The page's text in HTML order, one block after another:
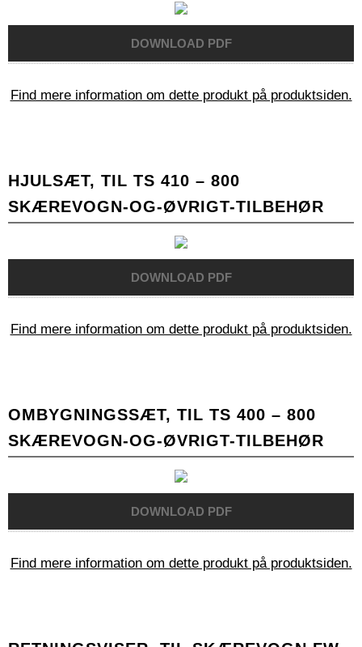
Find mere information om dette produkt på produktsiden.
HJULSÆT, TIL TS 410 – 800
SKÆREVOGN-OG-ØVRIGT-TILBEHØR
Find mere information om dette produkt på produktsiden.
OMBYGNINGSSÆT, TIL TS 400 – 800
SKÆREVOGN-OG-ØVRIGT-TILBEHØR
Find mere information om dette produkt på produktsiden.